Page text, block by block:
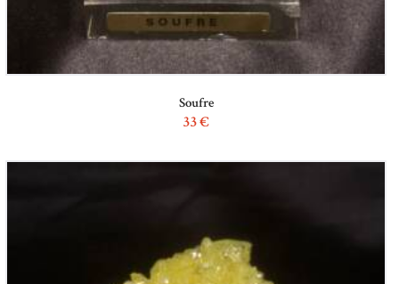
Soufre
33€